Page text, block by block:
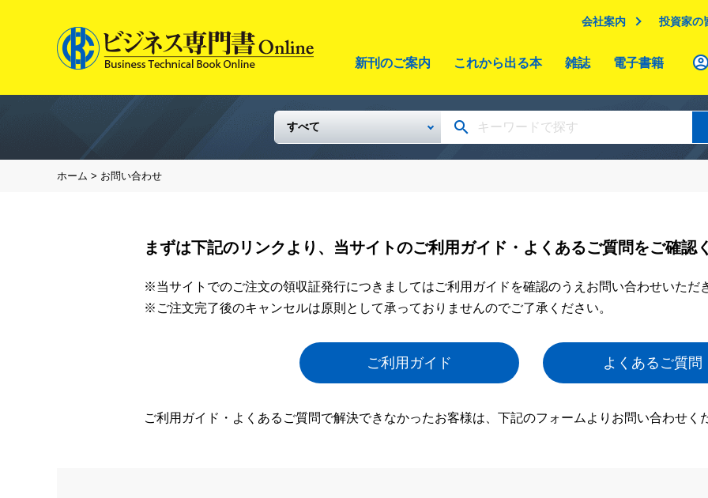
会社案内 投資家の
新刊のご案内 これから出る本 雑誌 電子書籍
ホーム > お問い合わせ
まずは下記のリンクより、当サイトのご利用ガイド・よくあるご質問をご確認
※当サイトでのご注文の領収証発行につきましてはご利用ガイドを確認のうえお問い合わせいただ
※ご注文完了後のキャンセルは原則として承っておりませんのでご了承ください。
ご利用ガイド よくあるご質問
ご利用ガイド・よくあるご質問で解決できなかったお客様は、下記のフォームよりお問い合わせく